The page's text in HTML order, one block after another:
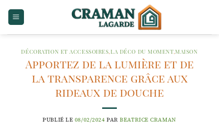
DÉCORATION ET ACCESSOIRES,LA DÉCO DU MOMENT,MAISON
Apportez de la lumière et de
la transparence grâce aux
rideaux de douche
PUBLIÉ LE 08/02/2024 PARBEATRICE CRAMAN